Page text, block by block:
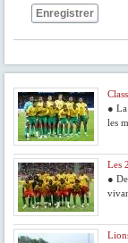
Enregistrer
● La
les
Les
●